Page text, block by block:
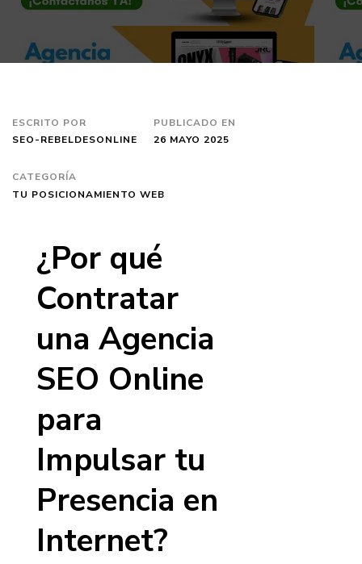
ESCRITO POR
SEO-REBELDESONLINE
PUBLICADO EN
26 MAYO 2025
CATEGORÍA
TU POSICIONAMIENTO WEB
¿Por qué
Contratar
una Agencia
SEO Online
para
Impulsar tu
Presencia en
Internet?